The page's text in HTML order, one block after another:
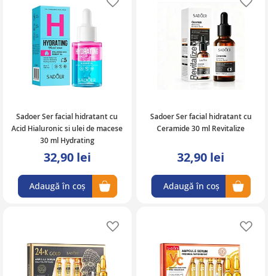
Sadoer Ser facial hidratant cu
Acid Hialuronic si ulei de macese
30 ml Hydrating
32,90 lei
Adaugă în coș
Sadoer Ser facial hidratant cu
Ceramide 30 ml Revitalize
32,90 lei
Adaugă în coș